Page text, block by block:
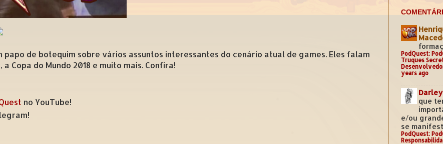
papo de botequim sobre vários assuntos interessantes do cenário atual de games. Eles falam
Copa do Mundo 2018 e muito mais. Confira!
no YouTube!
PodQuest:
Truques
years ago
que
e/ou
se
PodQuest: